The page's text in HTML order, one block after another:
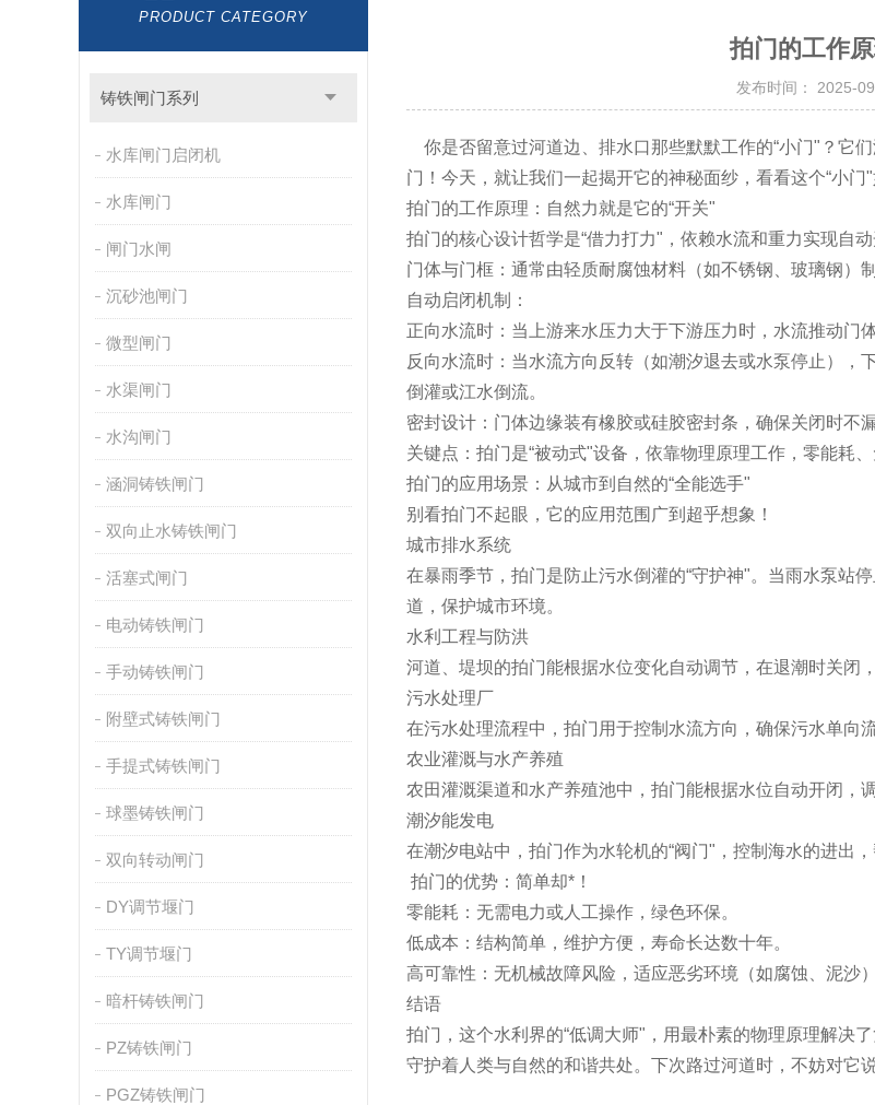
PRODUCT CATEGORY
铸铁闸门系列
水库闸门启闭机
水库闸门
闸门水闸
沉砂池闸门
微型闸门
水渠闸门
水沟闸门
涵洞铸铁闸门
双向止水铸铁闸门
活塞式闸门
电动铸铁闸门
手动铸铁闸门
附壁式铸铁闸门
手提式铸铁闸门
球墨铸铁闸门
双向转动闸门
DY调节堰门
TY调节堰门
暗杆铸铁闸门
PZ铸铁闸门
PGZ铸铁闸门
拍门的工作
发布时间： 2025-
你是否留意过河道边、排水口那些默默工作的“小门"？
门！今天，就让我们一起揭开它的神秘面纱，看看这个“小门
拍门的工作原理：自然力就是它的“开关"
拍门的核心设计哲学是“借力打力"，依赖水流和重力实现自
门体与门框：通常由轻质耐腐蚀材料（如不锈钢、玻璃钢）
自动启闭机制：
正向水流时：当上游来水压力大于下游压力时，水流推动门
反向水流时：当水流方向反转（如潮汐退去或水泵停止）
倒灌或江水倒流。
密封设计：门体边缘装有橡胶或硅胶密封条，确保关闭时不
关键点：拍门是“被动式"设备，依靠物理原理工作，零能耗
拍门的应用场景：从城市到自然的“全能选手"
别看拍门不起眼，它的应用范围广到超乎想象！
城市排水系统
在暴雨季节，拍门是防止污水倒灌的“守护神"。当雨水泵站
道，保护城市环境。
水利工程与防洪
河道、堤坝的拍门能根据水位变化自动调节，在退潮时关闭
污水处理厂
在污水处理流程中，拍门用于控制水流方向，确保污水单向
农业灌溉与水产养殖
农田灌溉渠道和水产养殖池中，拍门能根据水位自动开闭，
潮汐能发电
在潮汐电站中，拍门作为水轮机的“阀门"，控制海水的进出
拍门的优势：简单却*！
零能耗：无需电力或人工操作，绿色环保。
低成本：结构简单，维护方便，寿命长达数十年。
高可靠性：无机械故障风险，适应恶劣环境（如腐蚀、泥沙）
结语
拍门，这个水利界的“低调大师"，用最朴素的物理原理解决
守护着人类与自然的和谐共处。下次路过河道时，不妨对它